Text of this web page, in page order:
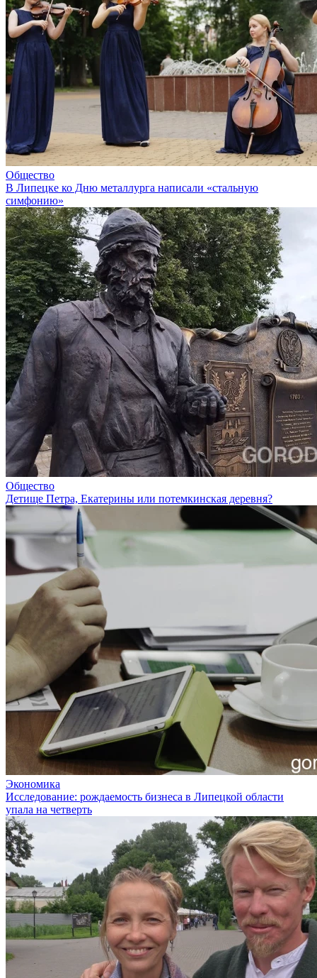
Общество
В Липецке ко Дню металлурга написали «стальную
симфонию»
Общество
Детище Петра, Екатерины или потемкинская деревня?
Экономика
Исследование: рождаемость бизнеса в Липецкой области
упала на четверть